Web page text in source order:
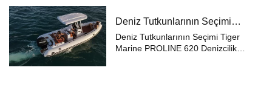
botları ve profesyonel hizmet
anlayışıyla sektördeki lide...
Deniz Tutkunlarının Seçimi
Tiger Marine PROLINE 620
Deniz Tutkunlarının Seçimi Tiger
Marine PROLINE 620 Denizcilik